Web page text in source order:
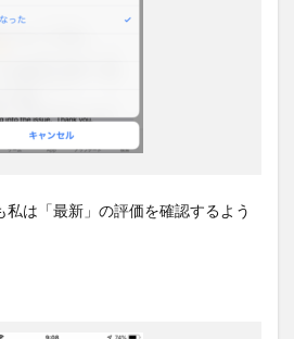
私は「最新」の評価を確認するよう